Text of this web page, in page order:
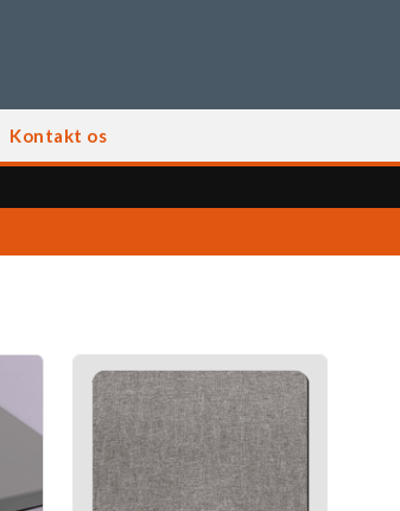
Kontakt os